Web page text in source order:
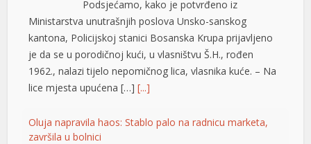
Podsjećamo, kako je potvrđeno iz
Ministarstva unutrašnjih poslova Unsko-sanskog
kantona, Policijskoj stanici Bosanska Krupa prijavljeno
je da se u porodičnoj kući, u vlasništvu Š.H., rođen
1962., nalazi tijelo nepomičnog lica, vlasnika kuće. – Na
lice mjesta upućena […][...]
Oluja napravila haos: Stablo palo na radnicu marketa,
završila u bolnici